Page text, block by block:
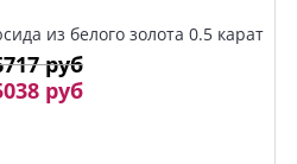
из белого золота 0.5 карат
руб
руб